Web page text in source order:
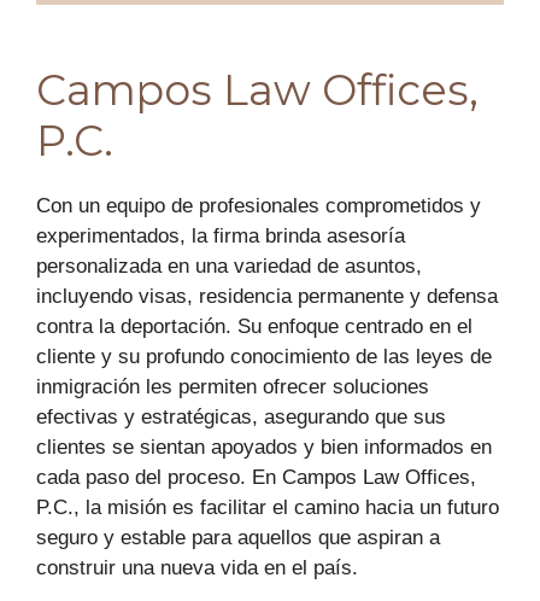
Campos Law Offices,
P.C.
Con un equipo de profesionales comprometidos y
experimentados, la firma brinda asesoría
personalizada en una variedad de asuntos,
incluyendo visas, residencia permanente y defensa
contra la deportación. Su enfoque centrado en el
cliente y su profundo conocimiento de las leyes de
inmigración les permiten ofrecer soluciones
efectivas y estratégicas, asegurando que sus
clientes se sientan apoyados y bien informados en
cada paso del proceso. En Campos Law Offices,
P.C., la misión es facilitar el camino hacia un futuro
seguro y estable para aquellos que aspiran a
construir una nueva vida en el país.